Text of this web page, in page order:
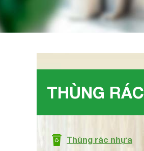
THÙNG RÁC
Thùng rác nhựa